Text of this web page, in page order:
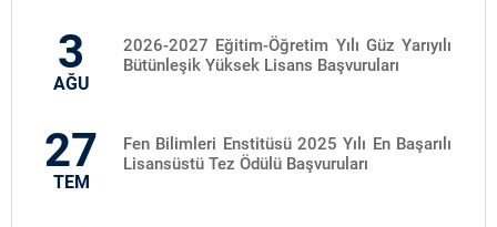
3
AĞU
2026-2027 Eğitim-Öğretim Yılı Güz Yarıyılı
Bütünleşik Yüksek Lisans Başvuruları
27
TEM
Fen Bilimleri Enstitüsü 2025 Yılı En Başarılı
Lisansüstü Tez Ödülü Başvuruları